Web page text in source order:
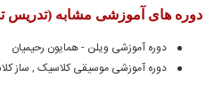
دوره های آموزشی مشابه (تدریس
دوره آموزشی ویلن - همایون رحیمیان
دوره آموزشی موسیقی کلاسیک , ساز